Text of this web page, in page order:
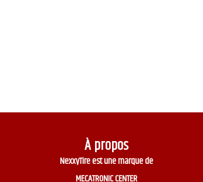
À propos
NexxyTire est une marque de
MECATRONIC CENTER